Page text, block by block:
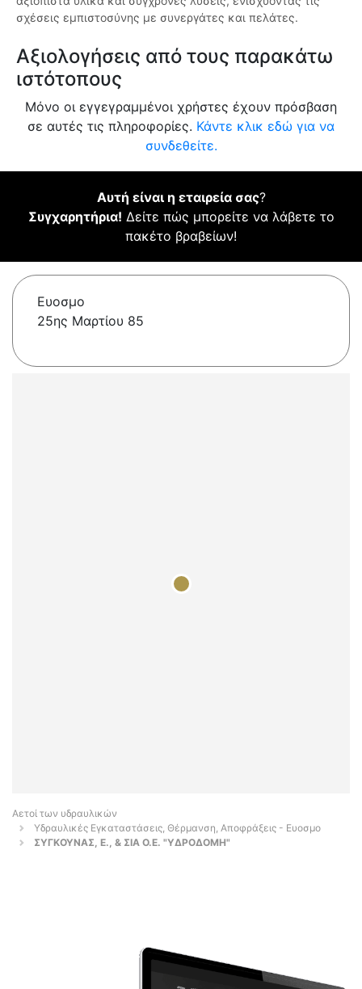
σχέσεις εμπιστοσύνης με συνεργάτες και πελάτες.
Αξιολογήσεις από τους παρακάτω
ιστότοπους
Μόνο οι εγγεγραμμένοι χρήστες έχουν πρόσβαση
σε αυτές τις πληροφορίες. Κάντε κλικ εδώ για να
συνδεθείτε.
Αυτή είναι η εταιρεία σας?
Συγχαρητήρια! Δείτε πώς μπορείτε να λάβετε το
πακέτο βραβείων!
Ευοσμο
25ης Μαρτίου 85
Αετοί των υδραυλικών
Υδραυλικές Εγκαταστάσεις, Θέρμανση, Αποφράξεις - Ευοσμο
ΣΥΓΚΟΥΝΑΣ, Ε., & ΣΙΑ Ο.Ε. "ΥΔΡΟΔΟΜΗ"